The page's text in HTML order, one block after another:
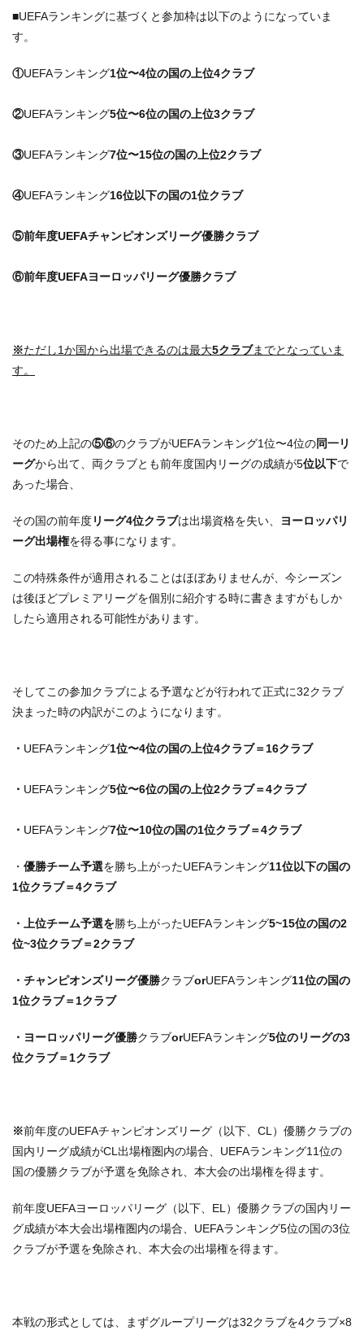
■UEFAランキングに基づくと参加枠は以下のようになっていま
す。
①UEFAランキング1位〜4位の国の上位4クラブ
②UEFAランキング5位〜6位の国の上位3クラブ
③UEFAランキング7位〜15位の国の上位2クラブ
④UEFAランキング16位以下の国の1位クラブ
⑤前年度UEFAチャンピオンズリーグ優勝クラブ
⑥前年度UEFAヨーロッパリーグ優勝クラブ
※ただし1か国から出場できるのは最大5クラブまでとなっていま
す。
そのため上記の⑤⑥のクラブがUEFAランキング1位〜4位の同一リ
ーグから出て、両クラブとも前年度国内リーグの成績が5位以下で
あった場合、
その国の前年度リーグ4位クラブは出場資格を失い、
ヨーロッパリ
ーグ出場権を得る事になります。
この特殊条件が適用されることはほぼありませんが、今シーズン
は後ほどプレミアリーグを個別に紹介する時に書きますがもしか
したら適用される可能性があります。
そしてこの参加クラブによる予選などが行われて正式に32クラブ
決まった時の内訳がこのようになります。
・ UEFAランキング1位〜4位の国の上位4クラブ＝16クラブ
・ UEFAランキング5位〜6位の国の上位2クラブ＝4クラブ
・ UEFAランキング7位〜10位の国の1位クラブ＝4クラブ
・ 優勝チーム予選を勝ち上がったUEFAランキング11位以下の国の
1位クラブ＝4クラブ
・上位チーム予選を勝ち上がったUEFAランキング5~15位の国の2
位~3位クラブ＝2クラブ
・チャンピオンズリーグ優勝クラブorUEFAランキング11位の国の
1位クラブ＝1クラブ
・ヨーロッパリーグ優勝クラブorUEFAランキング5位のリーグの3
位クラブ＝1クラブ
※前年度のUEFAチャンピオンズリーグ（以下、CL）優勝クラブの
国内リーグ成績がCL出場権圏内の場合、UEFAランキング11位の
国の優勝クラブが予選を免除され、本大会の出場権を得ます。
前年度UEFAヨーロッパリーグ（以下、EL）優勝クラブの国内リー
グ成績が本大会出場権圏内の場合、UEFAランキング5位の国の3位
クラブが予選を免除され、本大会の出場権を得ます。
本戦の形式としては、まずグループリーグは32クラブを4クラブ×8